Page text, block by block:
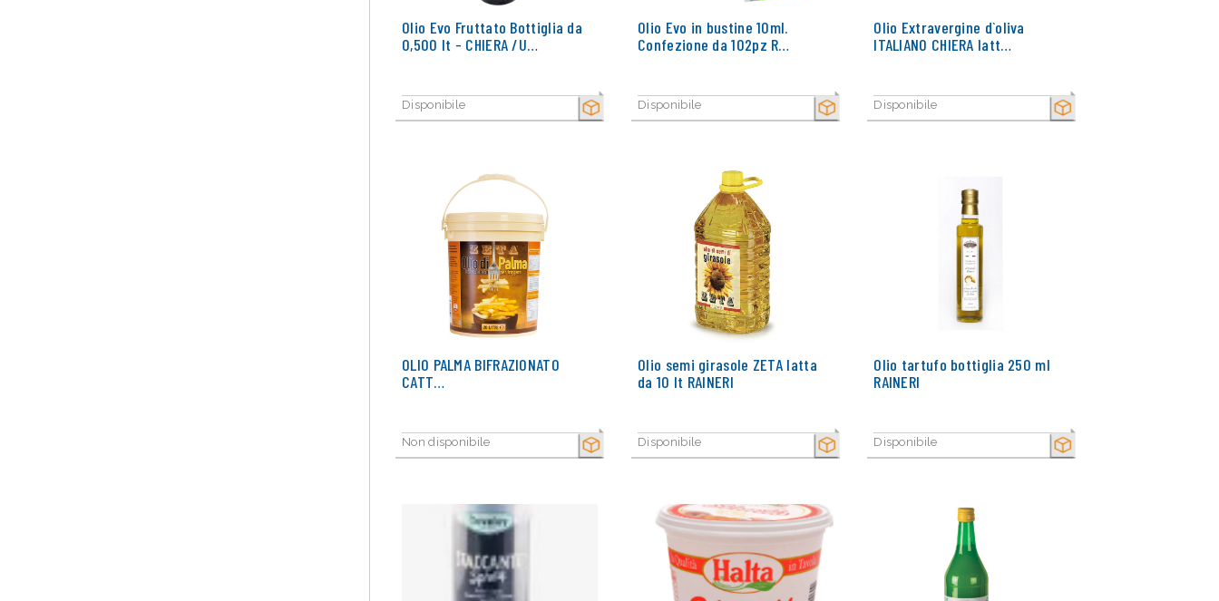
SECCO
Olio Evo Fruttato Bottiglia da
0,500 lt - CHIERA /U…
Disponibile SECCO
Olio Evo in bustine 10ml.
Confezione da 102pz R…
Disponibile SECCO
Olio Extravergine d`oliva
ITALIANO CHIERA latt…
Disponibile
SECCO
OLIO PALMA BIFRAZIONATO
CATT…
Non disponibile SECCO
Olio semi girasole ZETA latta
da 10 lt RAINERI
Disponibile SECCO
Olio tartufo bottiglia 250 ml
RAINERI
Disponibile